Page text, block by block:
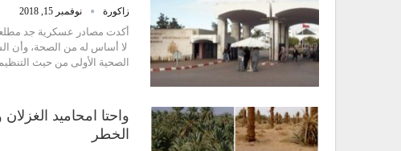
زاكورة نوفمبر 15, 2018
أكدت مصادر عسكرية جد
لا أساس له من الصحة، وأن
الصحية الأولى من حيث
واحتا امحاميد
الخطر